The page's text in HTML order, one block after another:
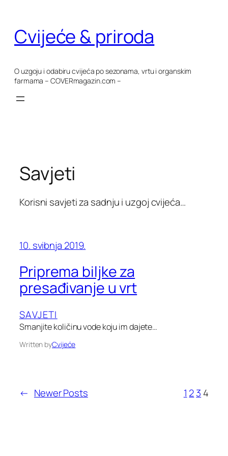
sadržaja
Cvijeće & priroda
O uzgoju i odabiru cvijeća po sezonama, vrtu i organskim
farmama – COVERmagazin.com –
Savjeti
Korisni savjeti za sadnju i uzgoj cvijeća…
10. svibnja 2019.
Priprema biljke za
presađivanje u vrt
SAVJETI
Smanjite količinu vode koju im dajete…
Written byCvijeće
← Newer Posts 1 23 4